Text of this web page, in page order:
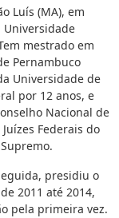
Luís (MA), em
Universidade
mestrado em
Pernambuco
Universidade de
por 12 anos, e
Nacional de
Federais do
presidiu o
2011 até 2014,
pela primeira vez.